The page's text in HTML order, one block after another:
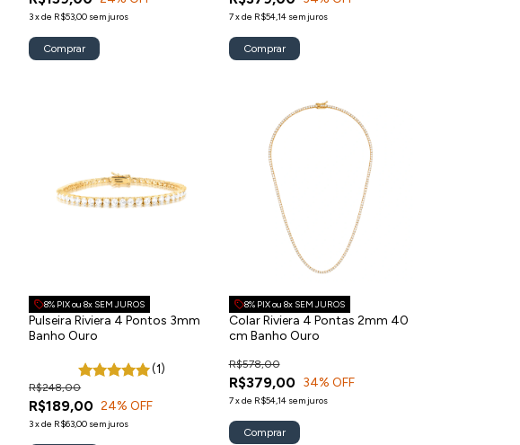
3xde R$53,00 sem juros 7xde R$54,14 sem juros
Comprar
8% PIX ou 8x SEM JUROS
Pulseira Riviera 4 Pontos 3mm
Banho Ouro
(1)
R$189,00
R$248,00
24% OFF
3xde R$63,00 sem juros
8% PIX ou 8x SEM JUROS
Colar Riviera 4 Pontas 2mm 40
cm Banho Ouro
R$379,00
R$578,00
34% OFF
7xde R$54,14 sem juros